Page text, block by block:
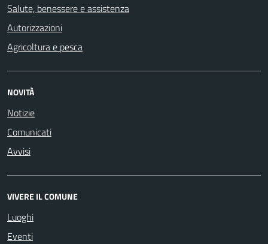
Salute, benessere e assistenza
Autorizzazioni
Agricoltura e pesca
NOVITÀ
Notizie
Comunicati
Avvisi
VIVERE IL COMUNE
Luoghi
Eventi